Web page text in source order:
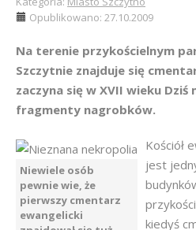
Opublikowano: 27.10.2009
Na terenie przykościelnym
Szczytnie znajduje się
zaczyna się w XVII wieku
fragmenty nagrobków.
Niewiele osób
pewnie wie, że
pierwszy cmentarz
ewangelicki
Kościół
jest
kiedyś